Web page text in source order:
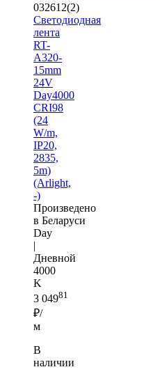
032612(2)
Светодиодная
лента
RT-
A320-
15mm
24V
Day4000
CRI98
(24
W/m,
IP20,
2835,
5m)
(Arlight,
-)
Произведено
в Беларуси
Day
|
Дневной
4000
K
3 04981
₽/
м
В
наличии